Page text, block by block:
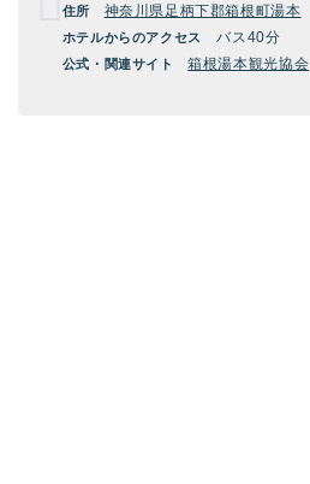
住所 神奈川県足柄下郡箱根町湯本
ホテルからのアクセス バス40分
公式・関連サイト箱根湯本観光協会